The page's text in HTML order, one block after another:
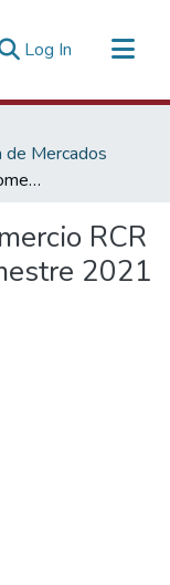
Log In (current)
de Mercados
Reporte Regional de Comercio RCR Lambayeque Primer semestre 2021
RCR
2021